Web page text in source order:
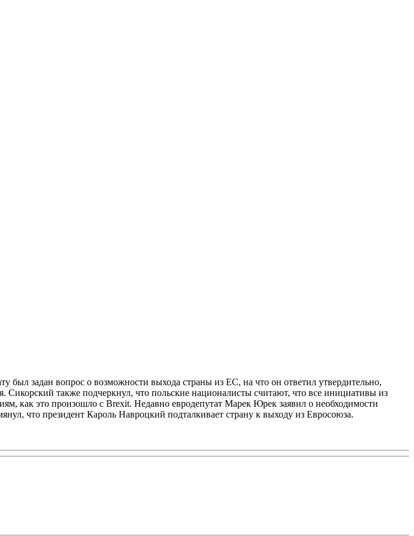
задан вопрос о возможности выхода страны из ЕС, на что он ответил утвердительно,
также подчеркнул, что польские националисты считают, что все инициативы из
как это произошло с Brexit. Недавно евродепутат Марек Юрек заявил о необходимости
что президент Кароль Навроцкий подталкивает страну к выходу из Евросоюза.